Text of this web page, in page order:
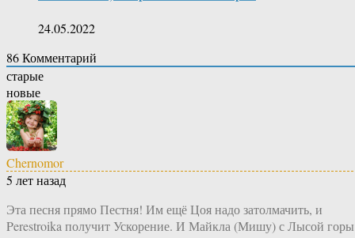
24.05.2022
86Комментарий
старые
новые
Chernomor
5 лет назад
Эта песня прямо Пестня! Им ещё Цоя надо затолмачить, и
Perestroika получит Ускорение. И Майкла (Мишу) с Лысой